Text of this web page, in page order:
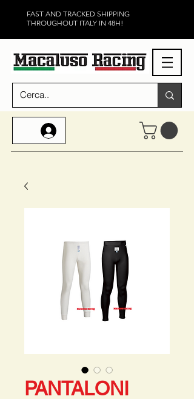
FAST AND TRACKED SHIPPING
THROUGHOUT ITALY IN 48H!
PANTALONI